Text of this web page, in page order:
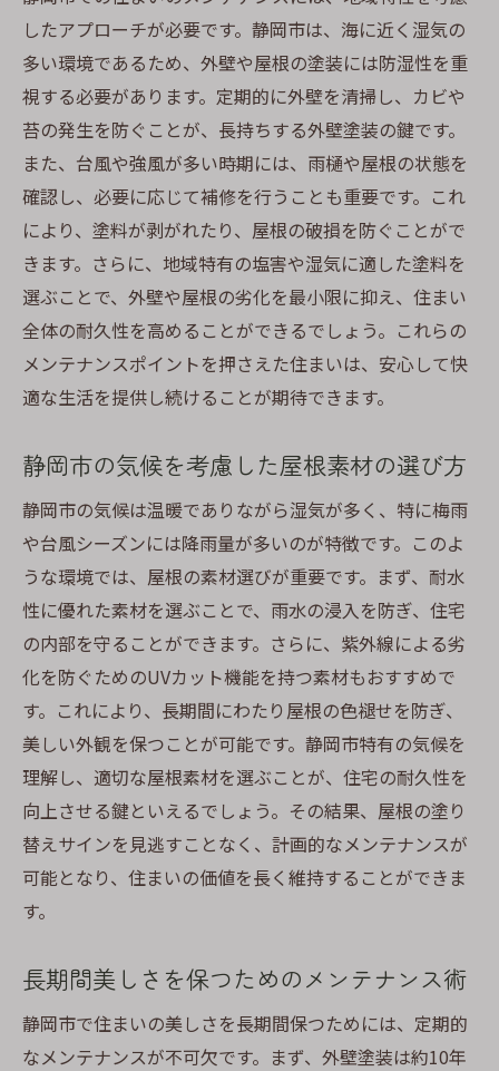
したアプローチが必要です。静岡市は、海に近く湿気の
多い環境であるため、外壁や屋根の塗装には防湿性を重
視する必要があります。定期的に外壁を清掃し、カビや
苔の発生を防ぐことが、長持ちする外壁塗装の鍵です。
また、台風や強風が多い時期には、雨樋や屋根の状態を
確認し、必要に応じて補修を行うことも重要です。これ
により、塗料が剥がれたり、屋根の破損を防ぐことがで
きます。さらに、地域特有の塩害や湿気に適した塗料を
選ぶことで、外壁や屋根の劣化を最小限に抑え、住まい
全体の耐久性を高めることができるでしょう。これらの
メンテナンスポイントを押さえた住まいは、安心して快
適な生活を提供し続けることが期待できます。
静岡市の気候を考慮した屋根素材の選び方
静岡市の気候は温暖でありながら湿気が多く、特に梅雨
や台風シーズンには降雨量が多いのが特徴です。このよ
うな環境では、屋根の素材選びが重要です。まず、耐水
性に優れた素材を選ぶことで、雨水の浸入を防ぎ、住宅
の内部を守ることができます。さらに、紫外線による劣
化を防ぐためのUVカット機能を持つ素材もおすすめで
す。これにより、長期間にわたり屋根の色褪せを防ぎ、
美しい外観を保つことが可能です。静岡市特有の気候を
理解し、適切な屋根素材を選ぶことが、住宅の耐久性を
向上させる鍵といえるでしょう。その結果、屋根の塗り
替えサインを見逃すことなく、計画的なメンテナンスが
可能となり、住まいの価値を長く維持することができま
す。
長期間美しさを保つためのメンテナンス術
静岡市で住まいの美しさを長期間保つためには、定期的
なメンテナンスが不可欠です。まず、外壁塗装は約10年